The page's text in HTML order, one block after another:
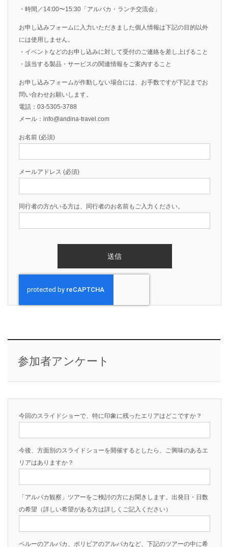
・時間／14:00〜15:30「アルパカ・ランチ交流会」
お申し込みフォームに入力いただきました個人情報は下記の目的以外
には使用しません。
・イベントなどのお申し込みに対して受付のご連絡を差し上げること
・該当する製品・サービスの関連情報をご案内すること
お申し込みフォームが作動しない場合には、お手数ですが下記までお
問い合わせお願いします。
電話：03-5305-3788
メール：info@andina-travel.com
お名前 (必須)
メールアドレス (必須)
同行者の方がいる方は、同行者のお名前もご入力ください。
参加者アンケート
今回のスライドショーで、特に印象に残ったエリアはどこですか？
今後、方面別のスライドショーを開催するとしたら、ご興味のあるエ
リアはありますか？
「アルパカ観察」ツアーをご検討の方にお聞きします。出発日・日数
の希望（詳しい希望がある方は詳しくご記入ください）
ペルーのアルパカ、ボリビアのアルパカなど、下記のツアーの中に希